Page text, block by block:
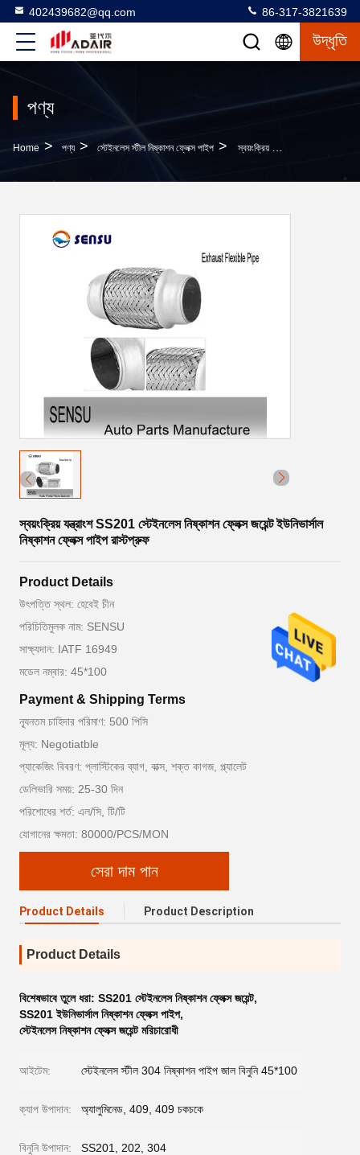
402439682@qq.com 86-317-3821639
উদ্ধৃতি
পণ্য
Home > পণ্য > স্টেইনলেস স্টীল নিষ্কাশন ফ্লেক্স পাইপ > স্বয়ংক্রিয় যন্ত্রাংশ SS201 স্টেইনলেস নিষ্কাশন ফ্লেক্স জয়েন্ট ইউনিভার্সাল নিষ্কাশন ফ্লেক্স পাইপ রাস্টপ্রুফ
স্বয়ংক্রিয় যন্ত্রাংশ SS201 স্টেইনলেস নিষ্কাশন ফ্লেক্স জয়েন্ট ইউনিভার্সাল
নিষ্কাশন ফ্লেক্স পাইপ রাস্টপ্রুফ
Product Details
উৎপত্তি স্থল: হেবেই চীন
পরিচিতিমুলক নাম: SENSU
সাক্ষ্যদান: IATF 16949
মডেল নম্বার: 45*100
Payment & Shipping Terms
ন্যূনতম চাহিদার পরিমাণ: 500 পিসি
মূল্য: Negotiatble
প্যাকেজিং বিবরণ: প্লাস্টিকের ব্যাগ, বাক্স, শক্ত কাগজ, প্ল্যালেট
ডেলিভারি সময়: 25-30 দিন
পরিশোধের শর্ত: এল/সি, টি/টি
যোগানের ক্ষমতা: 80000/PCS/MON
সেরা দাম পান
Product Details Product Description
Product Details
বিশেষভাবে তুলে ধরা: SS201 স্টেইনলেস নিষ্কাশন ফ্লেক্স জয়েন্ট,
SS201 ইউনিভার্সাল নিষ্কাশন ফ্লেক্স পাইপ,
স্টেইনলেস নিষ্কাশন ফ্লেক্স জয়েন্ট মরিচারোধী
আইটেম: স্টেইনলেস স্টীল 304 নিষ্কাশন পাইপ জাল বিনুনি 45*100
ক্যাপ উপাদান: অ্যালুমিনেড, 409, 409 চকচকে
বিনুনি উপাদান: SS201, 202, 304